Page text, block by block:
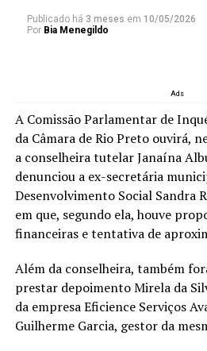
Publicado há 3 meses em 10/05/2026
Por Bia Menegildo
Ads
A Comissão Parlamentar de
da Câmara de Rio Preto ouvirá,
a conselheira tutelar Janaína
denunciou a ex-secretária
Desenvolvimento Social Sandra
em que, segundo ela, houve
financeiras e tentativa de
Além da conselheira, também
prestar depoimento Mirela da
da empresa Eficience Serviços
Guilherme Garcia, gestor da